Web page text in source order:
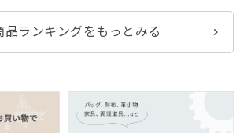
品ランキングをもっとみる